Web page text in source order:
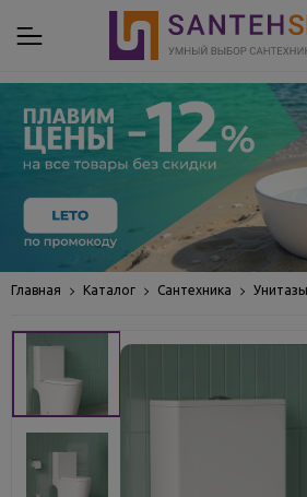
Главная Каталог Сантехника Унитазы